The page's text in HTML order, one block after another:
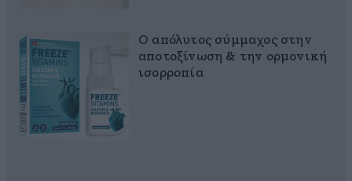
Ο απόλυτος σύμμαχος στην
αποτοξίνωση & την ορμονική
ισορροπία